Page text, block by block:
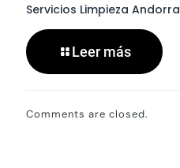
Servicios Limpieza Andorra
Leer más
Comments are closed.